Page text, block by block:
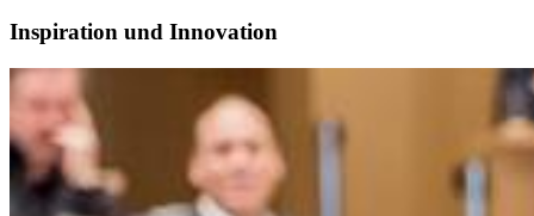
Inspiration und Innovation